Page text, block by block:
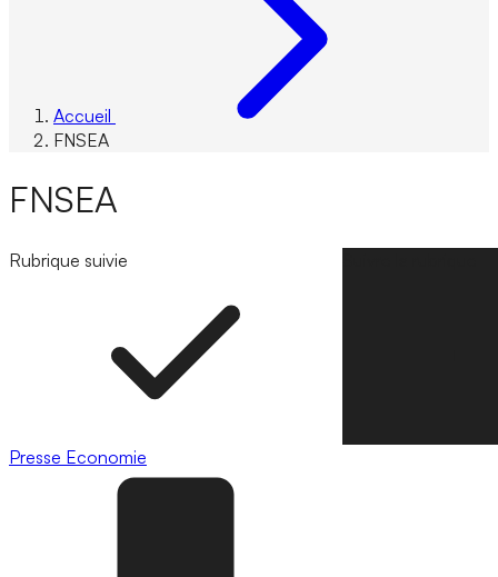
Accueil
FNSEA
FNSEA
Rubrique suivie
Presse Economie